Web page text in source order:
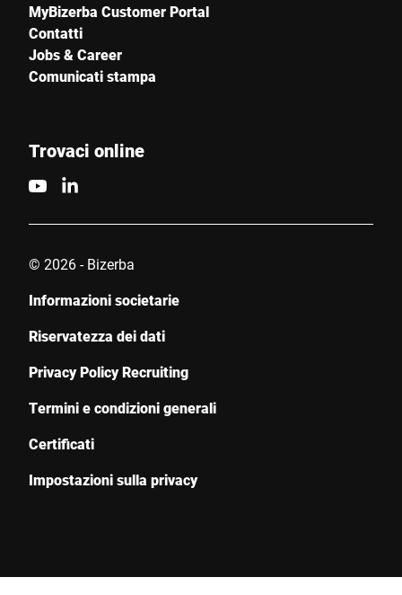
MyBizerba Customer Portal
Contatti
Jobs & Career
Comunicati stampa
Trovaci online
© 2026 - Bizerba
Informazioni societarie
Riservatezza dei dati
Privacy Policy Recruiting
Termini e condizioni generali
Certificati
Impostazioni sulla privacy